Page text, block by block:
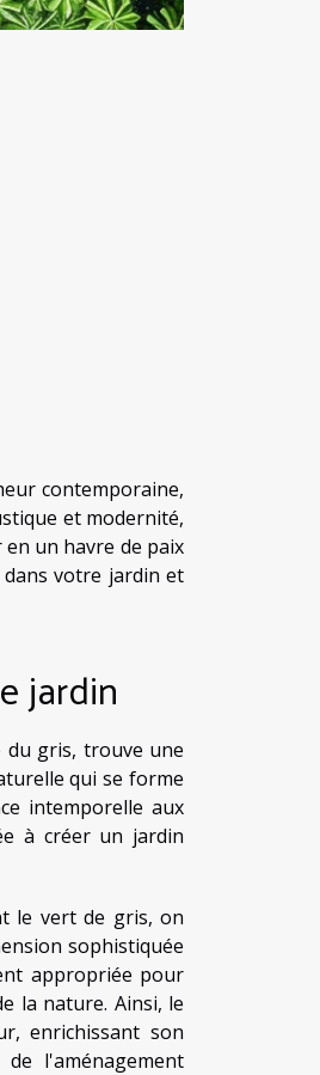
contemporaine,
et modernité,
un havre de paix
votre jardin et
jardin
gris, trouve une
qui se forme
intemporelle aux
à créer un jardin
le vert de gris, on
sophistiquée
appropriée pour
la nature. Ainsi, le
enrichissant son
l'aménagement